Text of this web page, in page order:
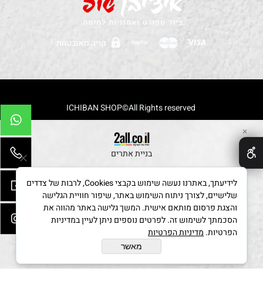
בניית אתרים
✕
לידיעתך, באתרנו נעשה שימוש בקבצי Cookies, לרבות של צדדים
שלישיים, לצורך ניתוח השימוש באתר, שיפור חוויית הגלישה
והצגת פרסום מותאם אישית. המשך גלישה באתר מהווה את
הסכמתך לשימוש זה. לפרטים נוספים ניתן לעיין במדיניות
הפרטיות. מדיניות הפרטיות
מאשר